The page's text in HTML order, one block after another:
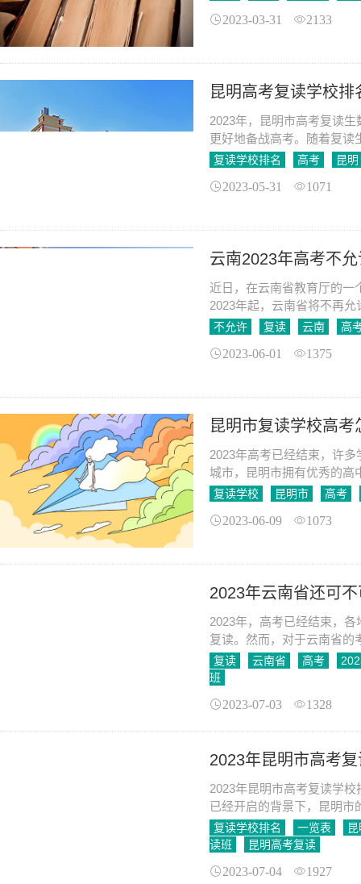
2023-03-31 2133
昆明高考复读学校排
2023年，昆明市高考复读
更好地备战高考。随着复读
么，究竟哪些高考复读学校
复读学校排名 高考 昆明
2023-05-31 1071
云南2023年高考不
近日，在云南省教育厅的一
2023年起，云南省将不再
了巨大的关注和争议。一部
不允许 复读 云南 高
2023-06-01 1375
昆明市复读学校高考
2023年高考已经结束，许
城市，昆明市拥有优秀的高
么样呢？ 首先，要明确一
复读学校 昆明市 高考
2023-06-09 1073
2023年云南省还可
2023年，高考已经结束，
复读。然而，对于云南省的
这篇文章中，我们将探讨云
复读 云南省 高考
班
2023-07-03 1328
2023年昆明市高考
2023年昆明市高考复读学
已经开启的背景下，昆明市
细介绍昆明市高考复读学校
复读学校排名 一览表
读班
昆明高考复读
2023-07-04 1927